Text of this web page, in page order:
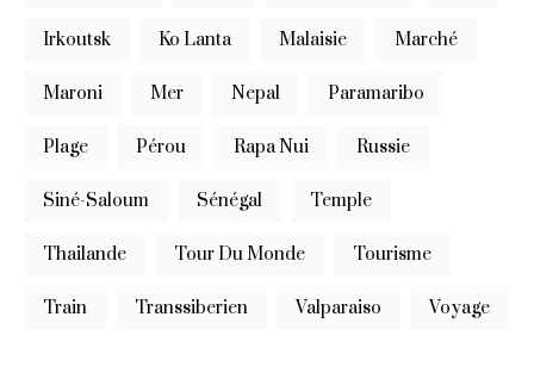
Irkoutsk Ko Lanta Malaisie Marché
Maroni Mer Nepal Paramaribo
Plage Pérou Rapa Nui Russie
Siné-Saloum Sénégal Temple
Thailande Tour Du Monde Tourisme
Train Transsiberien Valparaiso Voyage